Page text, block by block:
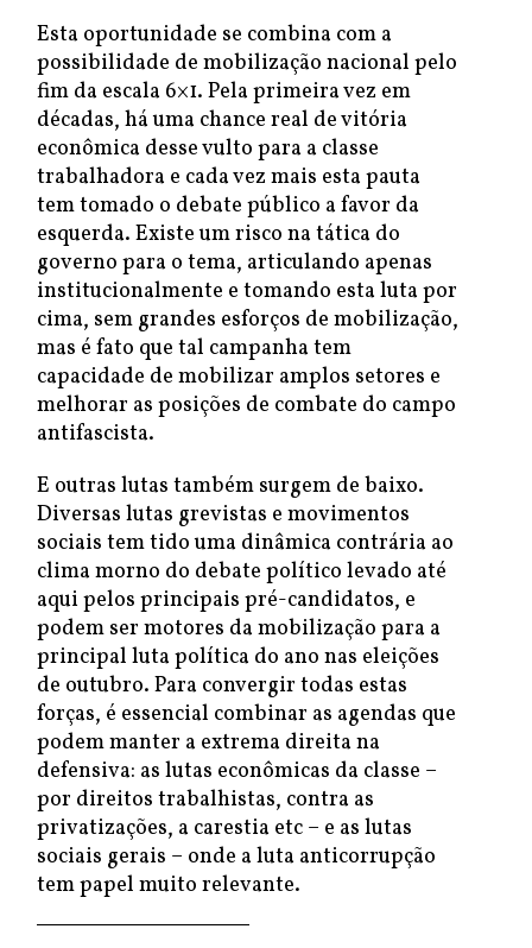
Esta oportunidade se combina com a
possibilidade de mobilização nacional pelo
fim da escala 6×1. Pela primeira vez em
décadas, há uma chance real de vitória
econômica desse vulto para a classe
trabalhadora e cada vez mais esta pauta
tem tomado o debate público a favor da
esquerda. Existe um risco na tática do
governo para o tema, articulando apenas
institucionalmente e tomando esta luta por
cima, sem grandes esforços de mobilização,
mas é fato que tal campanha tem
capacidade de mobilizar amplos setores e
melhorar as posições de combate do campo
antifascista.
E outras lutas também surgem de baixo.
Diversas lutas grevistas e movimentos
sociais tem tido uma dinâmica contrária ao
clima morno do debate político levado até
aqui pelos principais pré-candidatos, e
podem ser motores da mobilização para a
principal luta política do ano nas eleições
de outubro. Para convergir todas estas
forças, é essencial combinar as agendas que
podem manter a extrema direita na
defensiva: as lutas econômicas da classe –
por direitos trabalhistas, contra as
privatizações, a carestia etc – e as lutas
sociais gerais – onde a luta anticorrupção
tem papel muito relevante.